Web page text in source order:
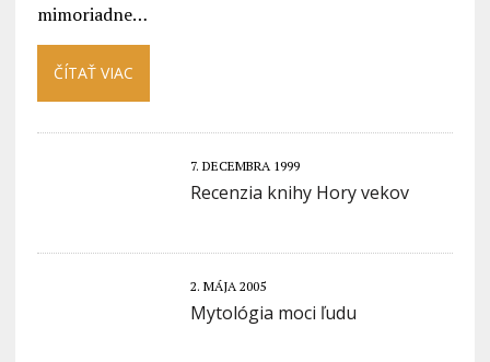
mimoriadne…
ČÍTAŤ VIAC
7. DECEMBRA 1999
Recenzia knihy Hory vekov
2. MÁJA 2005
Mytológia moci ľudu